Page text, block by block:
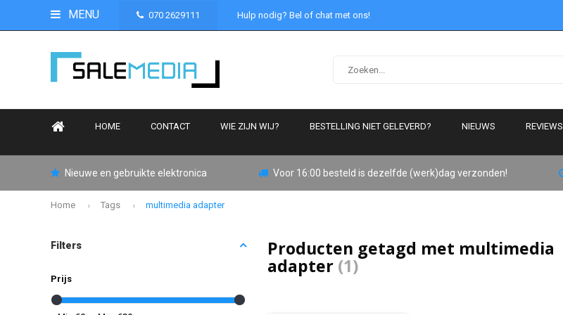
MENU 070 2629111 Hulp nodig? Bel of chat met ons!
HOME CONTACT WIE ZIJN WIJ? BESTELLING NIET GELEVERD? NIEUWS REVIEWS
Nieuwe en gebruikte elektronica Voor 16:00 besteld is dezelfde (werk)dag verzonden!
Home Tags multimedia adapter
Filters
Prijs
Producten getagd met multimedia
adapter (1)